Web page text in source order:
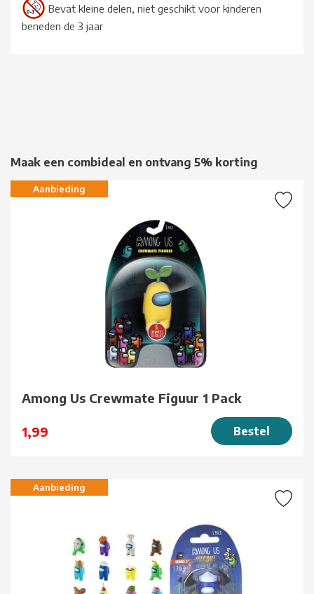
Bevat kleine delen, niet geschikt voor kinderen
beneden de 3 jaar
Maak een combideal en ontvang 5% korting
Aanbieding
Among Us Crewmate Figuur 1 Pack
1,99 Bestel
Aanbieding